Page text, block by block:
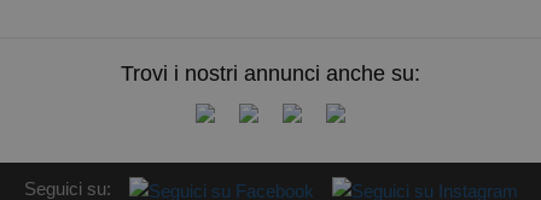
Trovi i nostri annunci anche su:
Seguici su: